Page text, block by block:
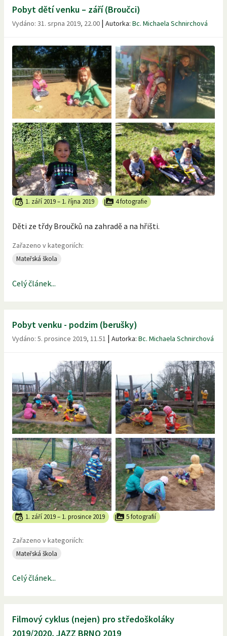
Pobyt dětí venku – září (Broučci)
Vydáno: 31. srpna 2019, 22.00 | Autorka: Bc. Michaela Schnirchová
1. září 2019– 1. října 2019 4 fotografie
Děti ze třdy Broučků na zahradě a na hřišti.
Zařazeno v kategoriích:
Mateřská škola
Celý článek...
Pobyt venku - podzim (berušky)
Vydáno: 5. prosince 2019, 11.51 | Autorka: Bc. Michaela Schnirchová
1. září 2019– 1. prosince 2019 5 fotografií
Zařazeno v kategoriích:
Mateřská škola
Celý článek...
Filmový cyklus (nejen) pro středoškoláky
2019/2020, JAZZ BRNO 2019